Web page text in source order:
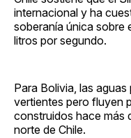
internacional y ha
soberanía única sobre
litros por segundo.
Para Bolivia, las
vertientes pero fluyen
construidos hace más
norte de Chile.